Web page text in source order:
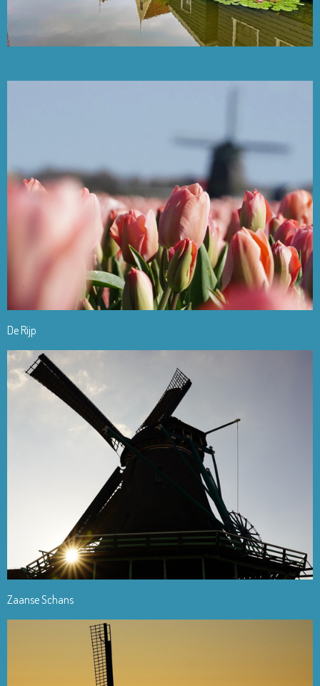
De Rijp
Zaanse Schans